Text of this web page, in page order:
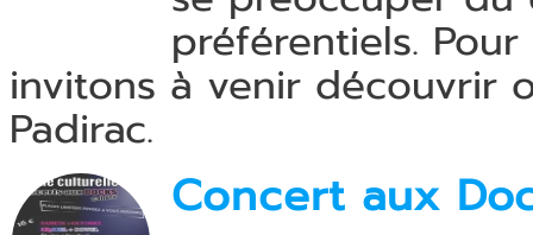
préférentiels.
invitons à venir découvrir
Padirac.
Concert aux